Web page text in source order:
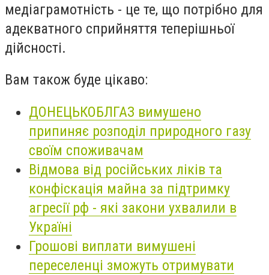
медіаграмотність - це те, що потрібно для
адекватного сприйняття теперішньої
дійсності.
Вам також буде цікаво:
ДОНЕЦЬКОБЛГАЗ вимушено
припиняє розподіл природного газу
своїм споживачам
Відмова від російських ліків та
конфіскація майна за підтримку
агресії рф - які закони ухвалили в
Україні
Грошові виплати вимушені
переселенці зможуть отримувати